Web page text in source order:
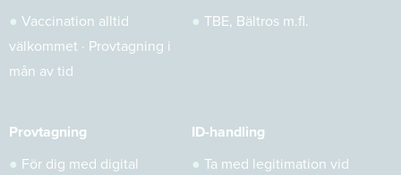
● Vaccination alltid
välkommet · Provtagning i
mån av tid
● TBE, Bältros m.fl.
Provtagning
● För dig med digital
ID-handling
● Ta med legitimation vid